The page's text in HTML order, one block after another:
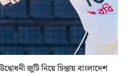
জুটি নিয়ে চিন্তায় বাংলাদেশ